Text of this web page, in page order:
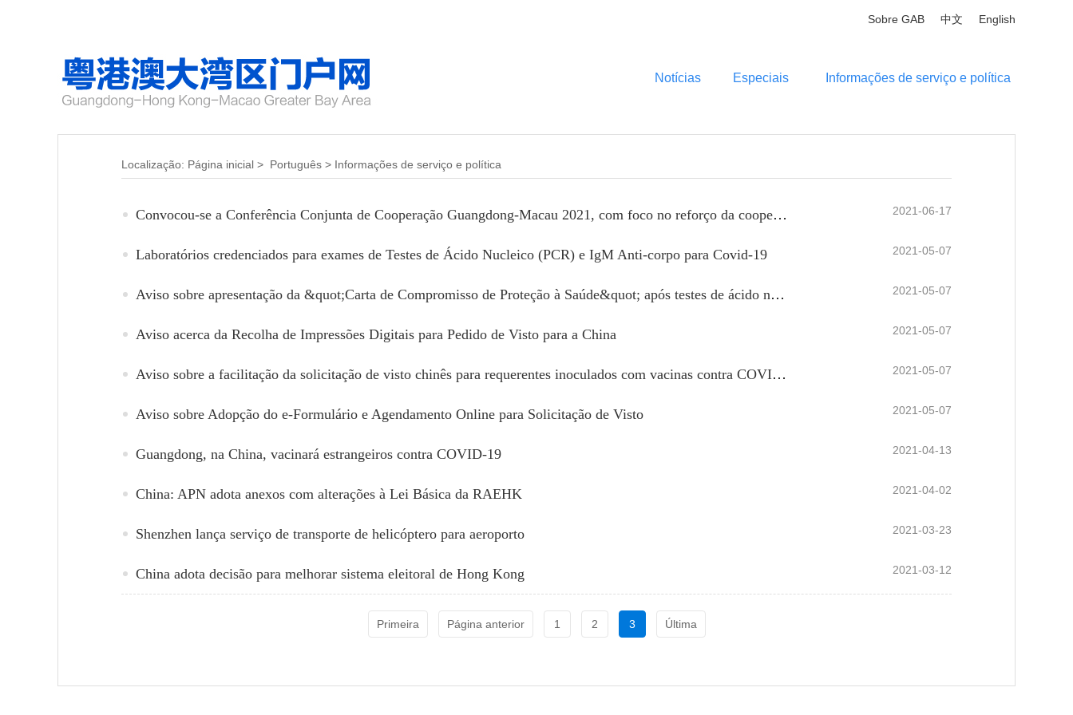
Sobre GAB 中文 English
Notícias Especiais Informações de serviço e política
Localização: Página inicial > Português > Informações de serviço e política
Convocou-se a Conferência Conjunta de Cooperação Guangdong-Macau 2021, com foco no reforço da cooperação em quatro aspetos 2021-06-17
Laboratórios credenciados para exames de Testes de Ácido Nucleico (PCR) e IgM Anti-corpo para Covid-19 2021-05-07
Aviso sobre apresentação da &quot;Carta de Compromisso de Proteção à Saúde&quot; após testes de ácido nucleico (PCR) e IgM anti-corpo para Covid-19 para passageiros que partirem do Brasil com destino à China 2021-05-07
Aviso acerca da Recolha de Impressões Digitais para Pedido de Visto para a China 2021-05-07
Aviso sobre a facilitação da solicitação de visto chinês para requerentes inoculados com vacinas contra COVID-19 produzidas na China 2021-05-07
Aviso sobre Adopção do e-Formulário e Agendamento Online para Solicitação de Visto 2021-05-07
Guangdong, na China, vacinará estrangeiros contra COVID-19 2021-04-13
China: APN adota anexos com alterações à Lei Básica da RAEHK 2021-04-02
Shenzhen lança serviço de transporte de helicóptero para aeroporto 2021-03-23
China adota decisão para melhorar sistema eleitoral de Hong Kong 2021-03-12
Primeira Página anterior 1 2 3 Última